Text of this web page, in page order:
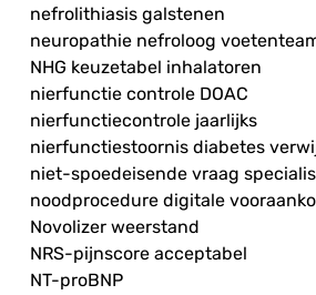
nefrolithiasis galstenen
neuropathie nefroloog
NHG keuzetabel inhalatoren
nierfunctie controle DOAC
nierfunctiecontrole jaarlijks
nierfunctiestoornis diabetes
niet-spoedeisende vraag
noodprocedure digitale
Novolizer weerstand
NRS-pijnscore acceptabel
NT-proBNP